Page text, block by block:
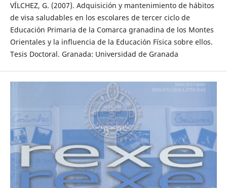
VÍLCHEZ, G. (2007). Adquisición y mantenimiento de hábitos
de visa saludables en los escolares de tercer ciclo de
Educación Primaria de la Comarca granadina de los Montes
Orientales y la influencia de la Educación Física sobre ellos.
Tesis Doctoral. Granada: Universidad de Granada